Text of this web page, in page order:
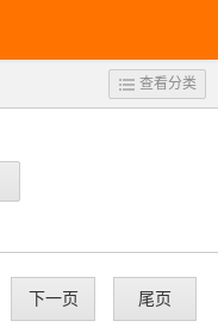
查看分类
下一页 尾页